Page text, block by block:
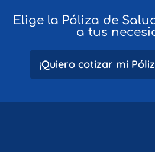
Elige la Póliza de
a tus
¡Quiero cotizar mi